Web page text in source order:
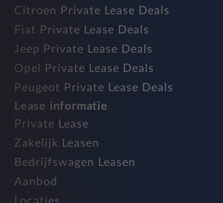
Citroen Private Lease Deals
Fiat Private Lease Deals
Jeep Private Lease Deals
Opel Private Lease Deals
Peugeot Private Lease Deals
Lease informatie
Private Lease
Zakelijk Leasen
Bedrijfswagen Leasen
Aanbod